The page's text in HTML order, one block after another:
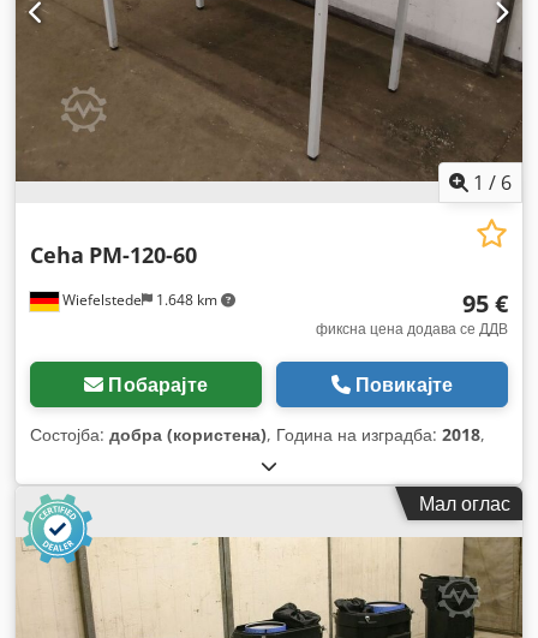
1 / 6
Wiefelstede 1.648 km
Ceha PM-120-60
95 €
фиксна цена додава се ДДВ
Побарајте Повикајте
Состојба: добра (користена), Година на изградба: 2018,
Мал оглас